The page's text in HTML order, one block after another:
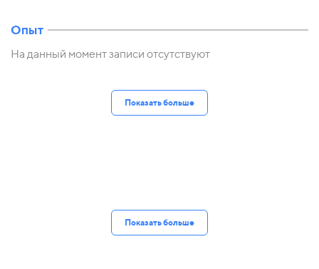
Опыт
На данный момент записи отсутствуют
Показать больше
Показать больше